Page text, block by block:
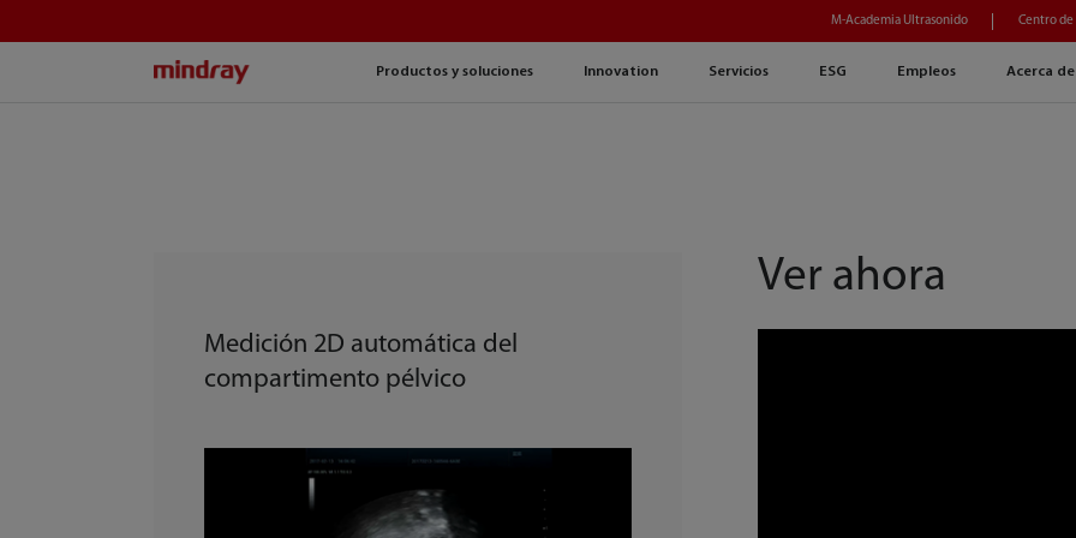
Productos y soluciones Innovation Servicios ESG Empleos Acerca
M-Academia Ultrasonido Centro de
Medición 2D automática del
compartimento pélvico
Ver ahora